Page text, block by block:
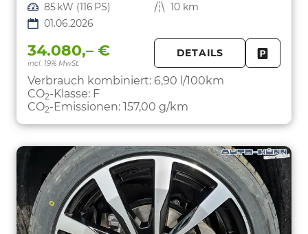
Leistung 85 kW (116 PS) Kilometerstand 10 km
01.06.2026
34.080,– €
incl. 19% MwSt.
DETAILS
Verbrauch kombiniert: 6,90 l/100km
CO2-Klasse: F
CO2-Emissionen: 157,00 g/km